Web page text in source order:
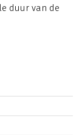
duur van de